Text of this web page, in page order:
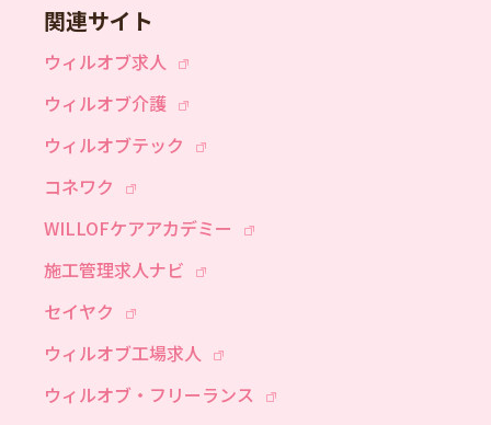
関連サイト
ウィルオブ求人
ウィルオブ介護
ウィルオブテック
コネワク
WILLOFケアアカデミー
施工管理求人ナビ
セイヤク
ウィルオブ工場求人
ウィルオブ・フリーランス